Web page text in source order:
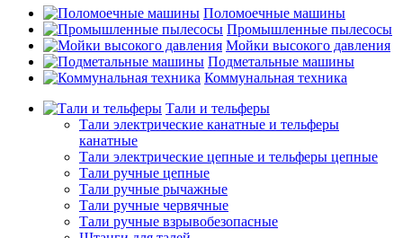
Поломоечные машины
Промышленные пылесосы
Мойки высокого давления
Подметальные машины
Коммунальная техника
Тали и тельферы
Тали электрические канатные и тельферы
канатные
Тали электрические цепные и тельферы цепные
Тали ручные цепные
Тали ручные рычажные
Тали ручные червячные
Тали ручные взрывобезопасные